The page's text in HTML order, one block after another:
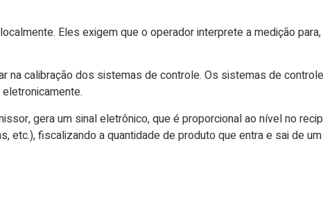
Eles exigem que o operador interprete a medição
na calibração dos sistemas de controle. Os sistemas de
gera um sinal eletrônico, que é proporcional ao nível no
fiscalizando a quantidade de produto que entra e sai de